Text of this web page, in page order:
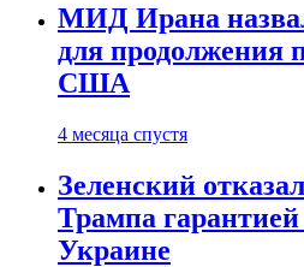
МИД Ирана
для продолжения
США
4 месяца спустя
Зеленский
Трампа
Украине